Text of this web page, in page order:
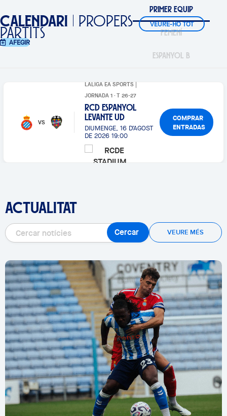
CALENDARI
PROPERS
PARTITS
AFEGIR
PRIMER EQUIP
FEMENÍ
ESPANYOL B
VEURE-HO TOT
VS
LALIGA EA SPORTS |
JORNADA 1 · T 26-27
RCD ESPANYOL
LEVANTE UD
DIUMENGE, 16 D’AGOST
DE 2026 19:00
COMPRAR
ENTRADAS
ACTUALITAT
Cercar VEURE MÉS